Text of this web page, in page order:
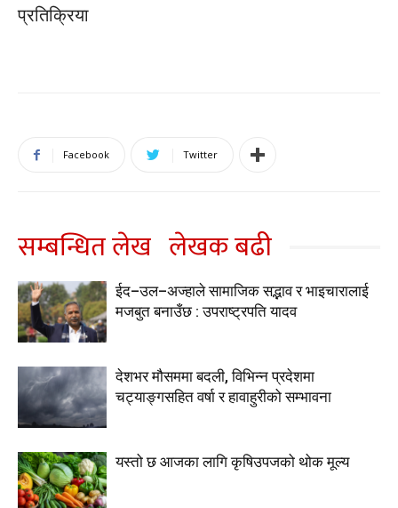
प्रतिक्रिया
Facebook Twitter
सम्बन्धित लेख लेखक बढी
ईद–उल–अज्हाले सामाजिक सद्भाव र भाइचारालाई
मजबुत बनाउँछ : उपराष्ट्रपति यादव
देशभर मौसममा बदली, विभिन्न प्रदेशमा
चट्याङ्गसहित वर्षा र हावाहुरीको सम्भावना
यस्तो छ आजका लागि कृषिउपजको थोक मूल्य